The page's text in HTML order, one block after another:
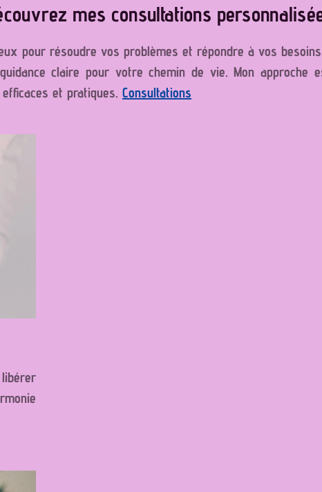
mes consultations
pour résoudre vos problèmes et répondre à vos
claire pour votre chemin de vie. Mon approche
et pratiques. Consultations